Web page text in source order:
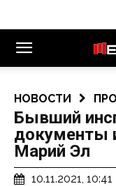
НОВОСТИ
Бывший
документы
Марий Эл
10.11.2021, 10:41